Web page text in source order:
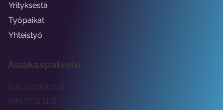
Asiakaspalvelu
tuki@rockway.fi
045 7731 1111
Yrityksestä
Työpaikat
Yhteistyö